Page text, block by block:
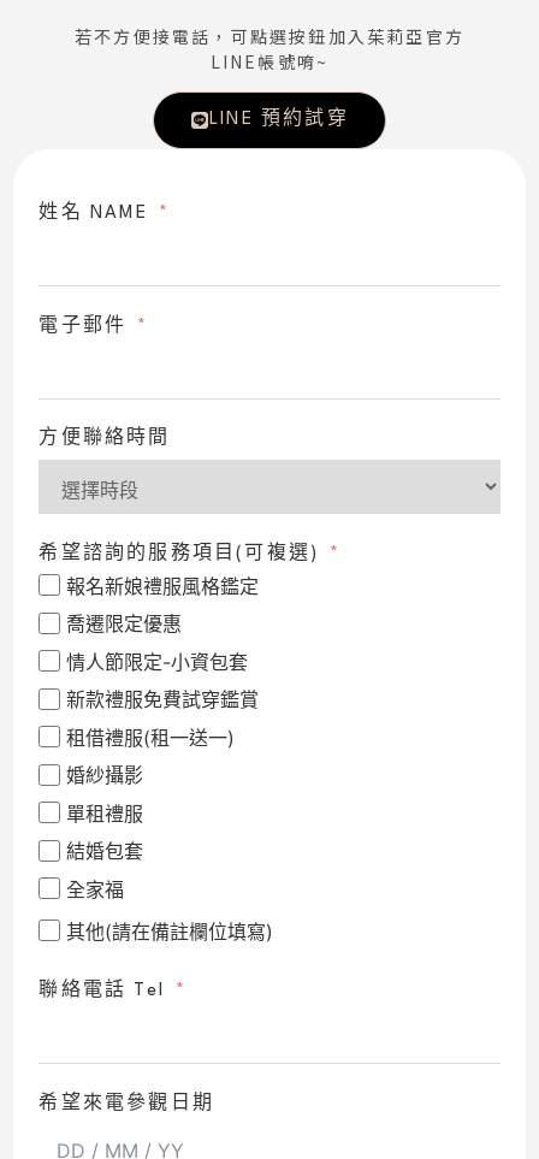
若不方便接電話，可點選按鈕加入茱莉亞官方
LINE帳號唷~
LINE 預約試穿
姓名 NAME
電子郵件
方便聯絡時間
希望諮詢的服務項目(可複選)
報名新娘禮服風格鑑定
喬遷限定優惠
情人節限定-小資包套
新款禮服免費試穿鑑賞
租借禮服(租一送一)
婚紗攝影
單租禮服
結婚包套
全家福
其他(請在備註欄位填寫)
聯絡電話 Tel
希望來電參觀日期